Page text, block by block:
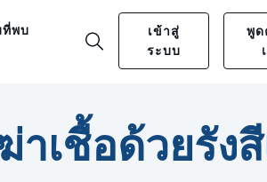
ที่พบ
เข้าสู่
ระบบ
พูด
เชื้อด้วยรัง